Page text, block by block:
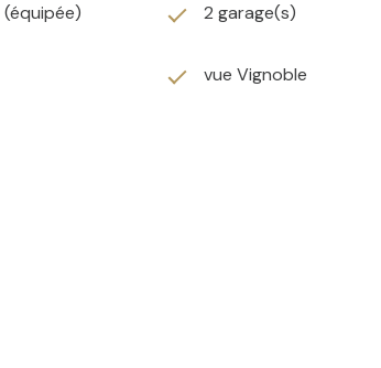
(équipée) 2 garage(s)
vue Vignoble